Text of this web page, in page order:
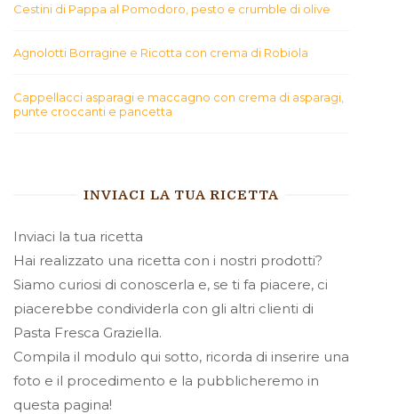
Cestini di Pappa al Pomodoro, pesto e crumble di olive
Agnolotti Borragine e Ricotta con crema di Robiola
Cappellacci asparagi e maccagno con crema di asparagi,
punte croccanti e pancetta
INVIACI LA TUA RICETTA
Inviaci la tua ricetta
Hai realizzato una ricetta con i nostri prodotti?
Siamo curiosi di conoscerla e, se ti fa piacere, ci
piacerebbe condividerla con gli altri clienti di
Pasta Fresca Graziella.
Compila il modulo qui sotto, ricorda di inserire una
foto e il procedimento e la pubblicheremo in
questa pagina!